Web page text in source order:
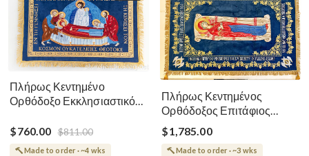
Πλήρως Κεντημένο
Ορθόδοξο Εκκλησιαστικό
Θεοτόκου
$760.00 $811.00
Made to order · ~4 wks
Πλήρως Κεντημένος
Ορθόδοξος Επιτάφιος
Κοίμησης
$1,785.00
Made to order · ~3 wks